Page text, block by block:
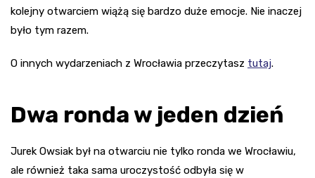
kolejny otwarciem wiążą się bardzo duże emocje. Nie inaczej
było tym razem.
O innych wydarzeniach z Wrocławia przeczytasz tutaj.
Dwa ronda w jeden dzień
Jurek Owsiak był na otwarciu nie tylko ronda we Wrocławiu,
ale również taka sama uroczystość odbyła się w